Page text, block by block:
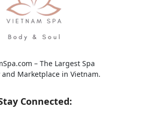
– The Largest Spa
and Marketplace in Vietnam.
Connected: